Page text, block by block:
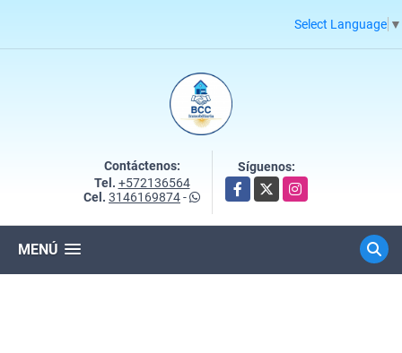
Select Language ▼
Contáctenos:
Tel. +572136564
Cel. 3146169874-
Síguenos:
Facebook
X Instagram
MENÚ